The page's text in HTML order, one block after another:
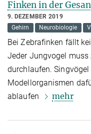
Finken in der
9. DEZEMBER 2019
Gehirn
Neurobiologie
Bei Zebrafinken fällt
Jeder Jungvogel
durchlaufen.
Modellorganismen
ablaufen
mehr